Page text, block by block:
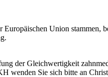
Union stammen,
der Gleichwertigkeit
wenden Sie sich bitte an